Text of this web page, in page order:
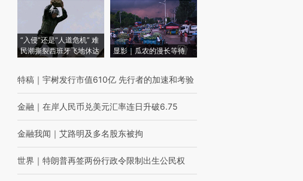
“入侵”还是“人道危机” 难
民潮撕裂西班牙飞地休达
显影｜瓜农的漫长等待
特稿 ｜ 宇树发行市值610亿 先行者的加速和考验
金融 ｜ 在岸人民币兑美元汇率连日升破6.75
金融我闻 ｜ 艾路明及多名股东被拘
世界 ｜ 特朗普再签两份行政令限制出生公民权